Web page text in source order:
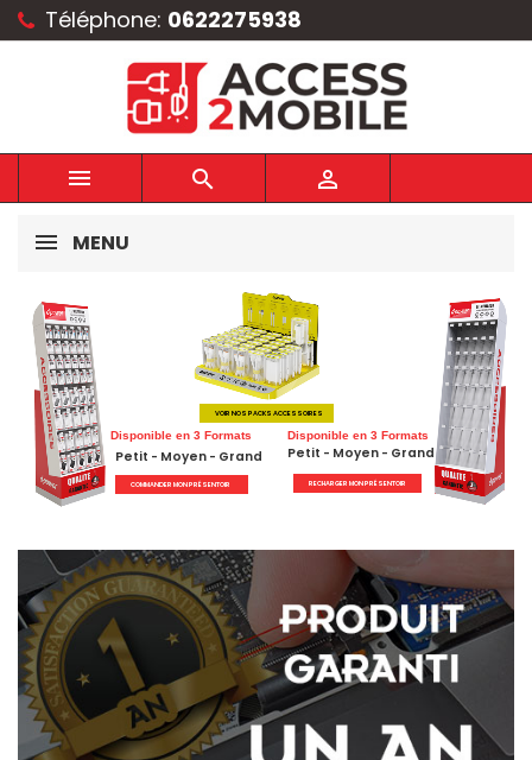
Téléphone: 0622275938
  
MENU
COMMANDER MON PRÉSENTOIR
VOIR NOS PACKS ACCESSOIRES
Disponible en 3 Formats Disponible en 3 Formats
Petit - Moyen - Grand
RECHARGER MON PRÉSENTOIR
Petit - Moyen - Grand